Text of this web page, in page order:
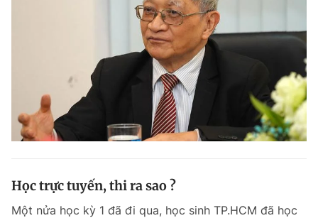
Học trực tuyến, thi ra sao ?
Một nửa học kỳ 1 đã đi qua, học sinh TP.HCM đã học